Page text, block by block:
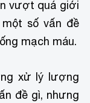
vượt quá giới
số vấn đề
mạch máu.
xử lý lượng
đề gì, nhưng